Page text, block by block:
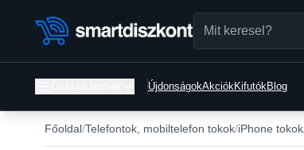
ÚjdonságokAkciókKifutókBlog
Főoldal Telefontok, mobiltelefon tokok iPhone tokok